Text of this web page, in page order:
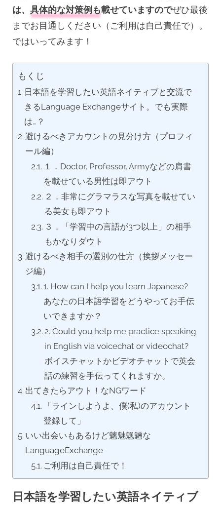
は、 具体的な対策例も載せていますのでぜひ最後
までお目通しください（ご利用は自己責任で）。
ではいってみます！
もくじ
日本語を学習したい英語ネイティブと交流で
きるLanguage Exchangeサイト。でも実際
は…？
避けるべきアカウントの見分け方（プロフィ
ール編）
１．Doctor, Professor, Armyなどの肩書
を載せている男性は即アウト
２．非常にグラマラスな写真を載せてい
る美女も即アウト
３．「学習中の言語が3つ以上」の相手
もかなりダウト
避けるべき相手の選別の仕方（挨拶メッセー
ジ編）
1. How can I help you learn Japanese?
あなたの日本語学習をどうやってお手伝
いできますか？
2. Could you help me practice speaking
in English via voicechat or videochat?
ボイスチャットかビデオチャットで英会
話の練習を手伝ってくれますか。
出てきたらアウト！なNGワード
「ラインしようよ、僕(私)のアカウント
登録して」
いい出会いもあるけど魑魅魍魎な
LanguageExchange
ご利用は自己責任で！
日本語を学習したい英語ネイティブ